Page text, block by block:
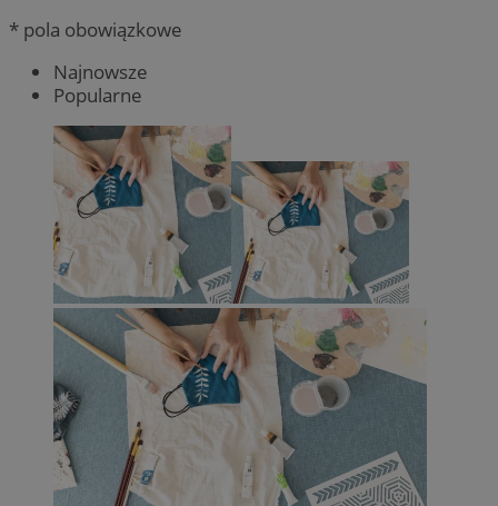
* pola obowiązkowe
Najnowsze
Popularne